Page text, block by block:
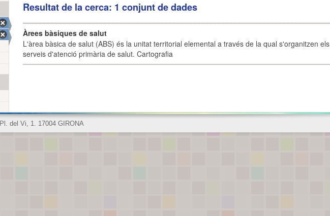
Resultat de la cerca: 1 conjunt de dades
Àrees bàsiques de salut
L'àrea bàsica de salut (ABS) és la unitat territorial elemental a través de la qual s'organitzen els
serveis d'atenció primària de salut. Cartografia
Pl. del Vi, 1. 17004 GIRONA